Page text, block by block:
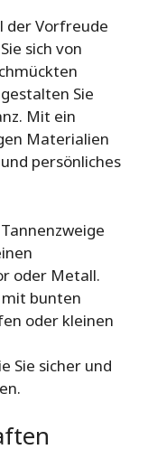
der Vorfreude
sich von
Sie
Mit ein
Materialien
persönliches
oder Metall.
mit bunten
oder kleinen
Sie sicher und